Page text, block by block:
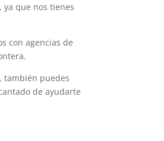
que nos tienes
con agencias de
también puedes
de ayudarte